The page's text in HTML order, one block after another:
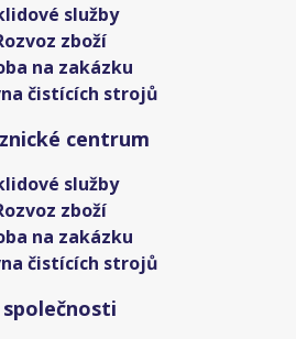
služby
zboží
na zakázku
čistících strojů
centrum
služby
zboží
na zakázku
čistících strojů
společnosti